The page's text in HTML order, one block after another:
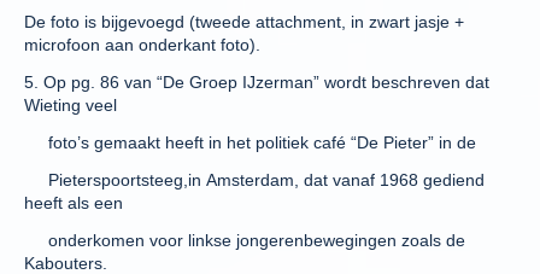
De foto is bijgevoegd (tweede attachment, in zwart jasje +
microfoon aan onderkant foto).
5. Op pg. 86 van “De Groep IJzerman” wordt beschreven dat
Wieting veel
foto’s gemaakt heeft in het politiek café “De Pieter” in de
Pieterspoortsteeg,in Amsterdam, dat vanaf 1968 gediend
heeft als een
onderkomen voor linkse jongerenbewegingen zoals de
Kabouters.